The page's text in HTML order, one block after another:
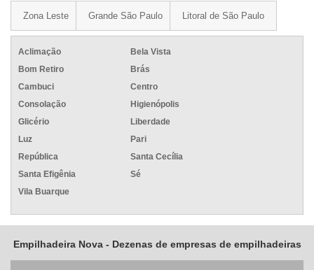
Zona Leste Grande São Paulo Litoral de São Paulo
Aclimação
Bela Vista
Bom Retiro
Brás
Cambuci
Centro
Consolação
Higienópolis
Glicério
Liberdade
Luz
Pari
República
Santa Cecília
Santa Efigênia
Sé
Vila Buarque
Empilhadeira Nova - Dezenas de empresas de empilhadeiras